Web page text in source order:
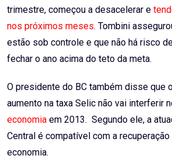
trimestre, começou a desacelerar e
nos próximos meses. Tombini
estão sob controle e que não há risco
fechar o ano acima do teto da meta.
O presidente do BC também disse que
aumento na taxa Selic não vai interferir
economia em 2013. Segundo ele, a
Central é compatível com a recuperação
economia.